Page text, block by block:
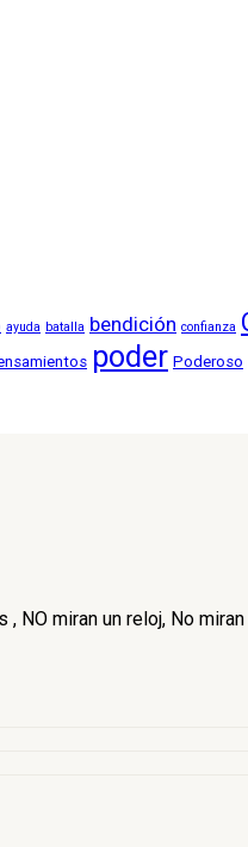
ayuda batalla bendición confianza
poder Poderoso
NO miran un reloj, No